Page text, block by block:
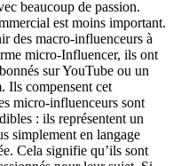
beaucoup de passion.
est moins important.
des macro-influenceurs à
micro-Influencer, ils ont
sur YouTube ou un
Ils compensent cet
micro-influenceurs sont
: ils représentent un
simplement en langage
Cela signifie qu’ils sont